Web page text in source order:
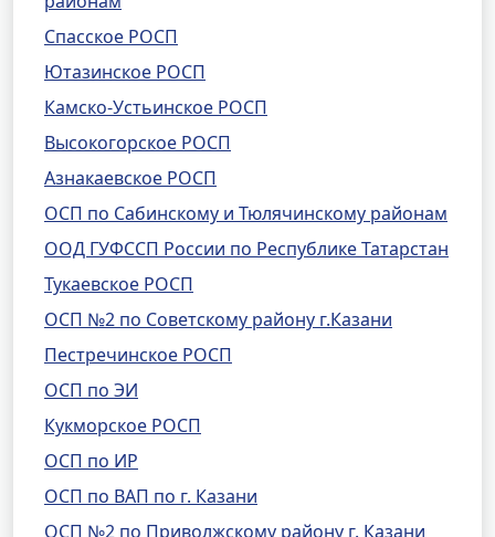
Спасское РОСП
Ютазинское РОСП
Камско-Устьинское РОСП
Высокогорское РОСП
Азнакаевское РОСП
ОСП по Сабинскому и Тюлячинскому районам
ООД ГУФССП России по Республике Татарстан
Тукаевское РОСП
ОСП №2 по Советскому району г.Казани
Пестречинское РОСП
ОСП по ЭИ
Кукморское РОСП
ОСП по ИР
ОСП по ВАП по г. Казани
ОСП №2 по Приволжскому району г. Казани